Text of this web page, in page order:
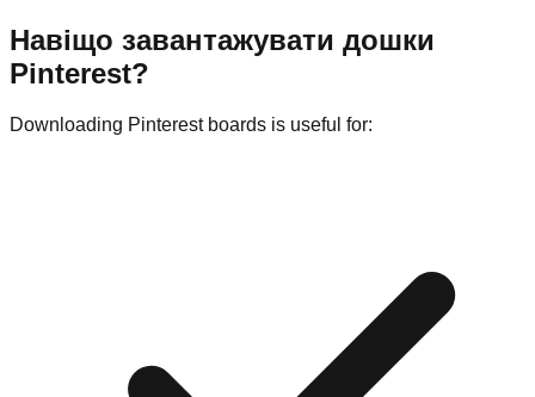
Навіщо завантажувати дошки
Pinterest?
Downloading Pinterest boards is useful for: